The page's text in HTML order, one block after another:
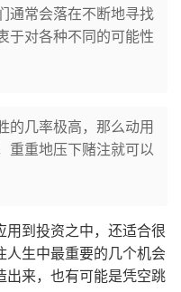
通常会落在不断地寻找
于对各种不同的可能性
的几率极高，那么动用
重重地压下赌注就可以
用到投资之中，还适合很
人生中最重要的几个机会
出来，也有可能是凭空跳